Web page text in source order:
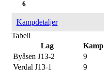
6
Kampdetaljer
Tabell
Lag
Kamp
Byåsen J13-2
9
Verdal J13-1
9